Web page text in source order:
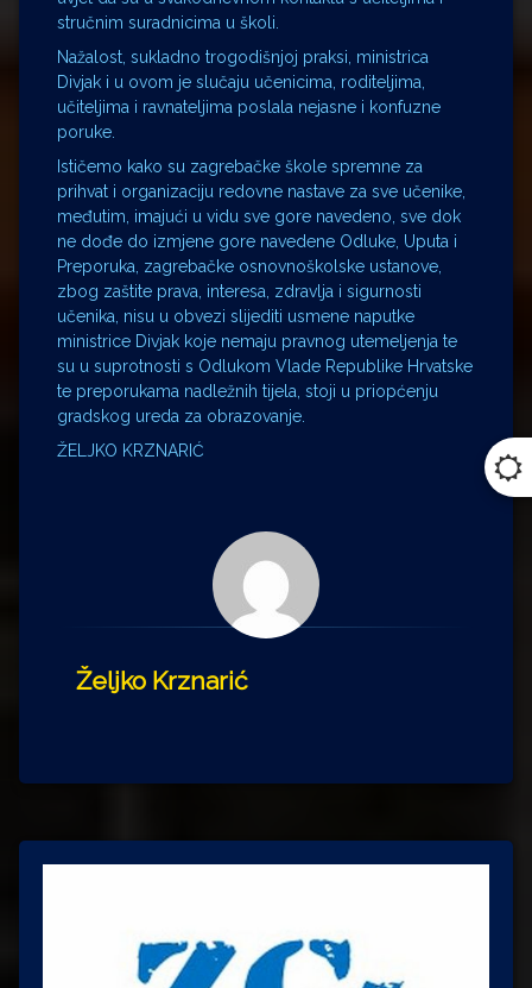
stručnim suradnicima u školi.
Nažalost, sukladno trogodišnjoj praksi, ministrica
Divjak i u ovom je slučaju učenicima, roditeljima,
učiteljima i ravnateljima poslala nejasne i konfuzne
poruke.
Ističemo kako su zagrebačke škole spremne za
prihvat i organizaciju redovne nastave za sve učenike,
međutim, imajući u vidu sve gore navedeno, sve dok
ne dođe do izmjene gore navedene Odluke, Uputa i
Preporuka, zagrebačke osnovnoškolske ustanove,
zbog zaštite prava, interesa, zdravlja i sigurnosti
učenika, nisu u obvezi slijediti usmene naputke
ministrice Divjak koje nemaju pravnog utemeljenja te
su u suprotnosti s Odlukom Vlade Republike Hrvatske
te preporukama nadležnih tijela, stoji u priopćenju
gradskog ureda za obrazovanje.
ŽELJKO KRZNARIĆ
Željko Krznarić